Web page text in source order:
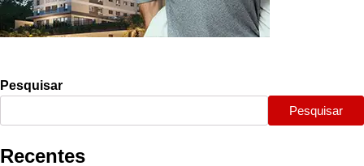
Pesquisar
Pesquisar
Recentes